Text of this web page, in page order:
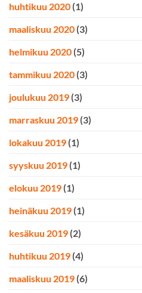
huhtikuu 2020 (1)
maaliskuu 2020 (3)
helmikuu 2020 (5)
tammikuu 2020 (3)
joulukuu 2019 (3)
marraskuu 2019 (3)
lokakuu 2019 (1)
syyskuu 2019 (1)
elokuu 2019 (1)
heinäkuu 2019 (1)
kesäkuu 2019 (2)
huhtikuu 2019 (4)
maaliskuu 2019 (6)